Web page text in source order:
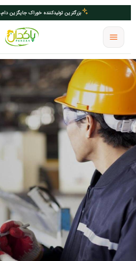
بزرگترین تولیدکننده خوراک جایگزین